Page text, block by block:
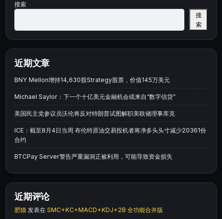
搜索
搜
索
近期文章
BNY Mellon增持14,630股Strategy股票，价值145万美元
Michael Saylor：下一个十亿美元金融机会或来自“数字信贷”
美国民主党参议员沃伦将反对特朗普试图解职美联储理事库克
ICE：截至8月4日当周 布伦特原油交易投机者将净多头头寸减少20361份
合约
BTCPay Server警告严重漏洞正被利用，可能导致资金损失
近期评论
肥猫 发表在 SMC+KC+MACD+KDJ+2B 全功能合并版